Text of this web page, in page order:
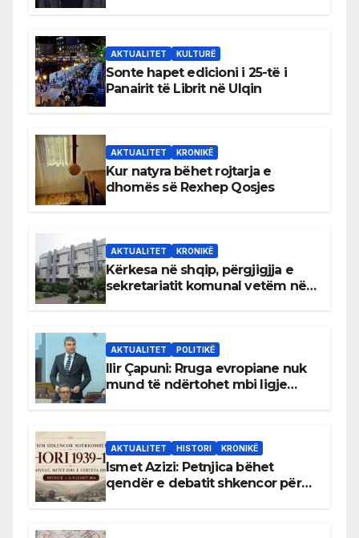
AKTUALITET KULTURË
Sonte hapet edicioni i 25-të i
Panairit të Librit në Ulqin
AKTUALITET KRONIKË
Kur natyra bëhet rojtarja e
dhomës së Rexhep Qosjes
AKTUALITET KRONIKË
Kërkesa në shqip, përgjigjja e
sekretariatit komunal vetëm në
AKTUALITET POLITIKË
Ilir Çapuni: Rruga evropiane nuk
mund të ndërtohet mbi ligje
AKTUALITET HISTORI KRONIKË
Ismet Azizi: Petnjica bëhet
qendër e debatit shkencor për